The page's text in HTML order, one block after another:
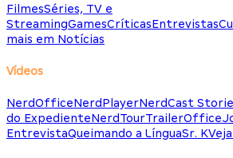
FilmesSéries, TV e
StreamingGamesCríticasEntrevistas
mais em Notícias
Vídeos
NerdOfficeNerdPlayerNerdCast
do ExpedienteNerdTourTrailerOffice
EntrevistaQueimando a LínguaSr. K